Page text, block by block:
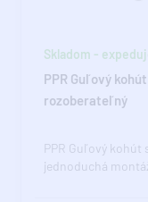
Skladom -
PPR Guľový
rozoberateľný
PPR Guľový kohút
jednoduchá